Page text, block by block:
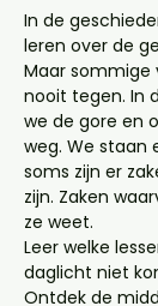
In de
leren over de
Maar sommige
nooit tegen. In
we de gore en
weg. We staan
soms zijn er
zijn. Zaken
ze weet.
Leer welke
daglicht niet
Ontdek de